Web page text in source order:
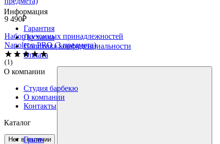
9 490₽
Набор кухонных принадлежностей
Napoleon PRO (3 предмета)
(1)
Нет в наличии
Информация
Гарантия
Доставка
Политика конфиденциальности
Оплата
О компании
Студия барбекю
О компании
Контакты
Каталог
Грили